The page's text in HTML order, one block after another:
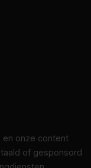
en onze content
of gesponsord